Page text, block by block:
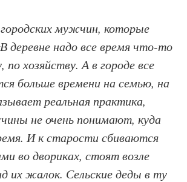
мужчин, которые
деревне надо все время что-то
по хозяйству. А в городе все
больше времени на семью, на
реальная практика,
не очень понимают, куда
И к старости сбиваются
во двориках, стоят возле
их жалок. Сельские деды в ту